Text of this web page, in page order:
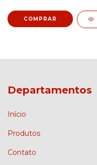
Departamentos
Início
Produtos
Contato